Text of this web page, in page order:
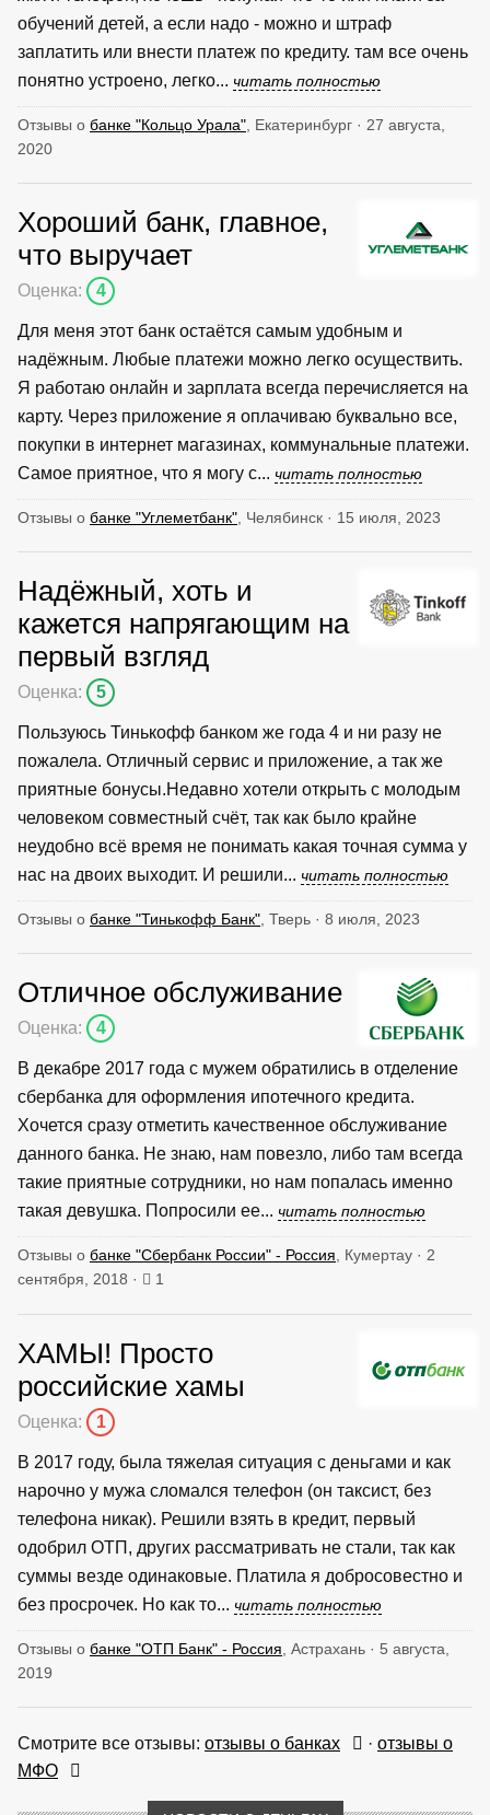
обучений детей, а если надо - можно и штраф
заплатить или внести платеж по кредиту. там все очень
понятно устроено, легко... читать полностью
Отзывы о банке "Кольцо Урала" , Екатеринбург · 27 августа,
2020
Хороший банк, главное,
что выручает
Оценка: 4
Для меня этот банк остаётся самым удобным и
надёжным. Любые платежи можно легко осуществить.
Я работаю онлайн и зарплата всегда перечисляется на
карту. Через приложение я оплачиваю буквально все,
покупки в интернет магазинах, коммунальные платежи.
Самое приятное, что я могу с... читать полностью
Отзывы о банке "Углеметбанк" , Челябинск · 15 июля, 2023
Надёжный, хоть и
кажется напрягающим на
первый взгляд
Оценка: 5
Пользуюсь Тинькофф банком же года 4 и ни разу не
пожалела. Отличный сервис и приложение, а так же
приятные бонусы.Недавно хотели открыть с молодым
человеком совместный счёт, так как было крайне
неудобно всё время не понимать какая точная сумма у
нас на двоих выходит. И решили... читать полностью
Отзывы о банке "Тинькофф Банк" , Тверь · 8 июля, 2023
Отличное обслуживание
Оценка: 4
В декабре 2017 года с мужем обратились в отделение
сбербанка для оформления ипотечного кредита.
Хочется сразу отметить качественное обслуживание
данного банка. Не знаю, нам повезло, либо там всегда
такие приятные сотрудники, но нам попалась именно
такая девушка. Попросили ее... читать полностью
Отзывы о банке "Сбербанк России" - Россия , Кумертау · 2
сентября, 2018 ·
1
ХАМЫ! Просто
российские хамы
Оценка: 1
В 2017 году, была тяжелая ситуация с деньгами и как
нарочно у мужа сломался телефон (он таксист, без
телефона никак). Решили взять в кредит, первый
одобрил ОТП, других рассматривать не стали, так как
суммы везде одинаковые. Платила я добросовестно и
без просрочек. Но как то... читать полностью
Отзывы о банке "ОТП Банк" - Россия , Астрахань · 5 августа,
2019
Смотрите все отзывы: отзывы о банках · отзывы о
МФО